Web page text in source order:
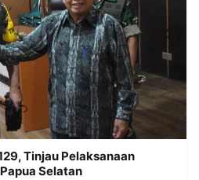
Tinjau Pelaksanaan
Selatan